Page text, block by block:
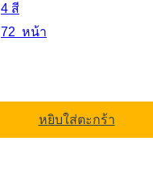
4 สี
72 หน้า
หยิบใส่ตะกร้า